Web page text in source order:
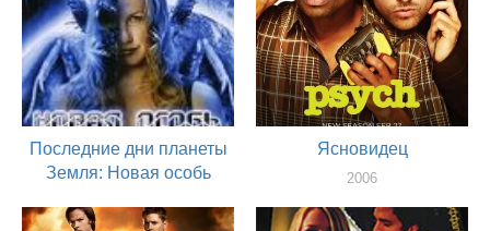
Последние дни планеты
Земля: Новая особь
актер
Ясновидец
2006